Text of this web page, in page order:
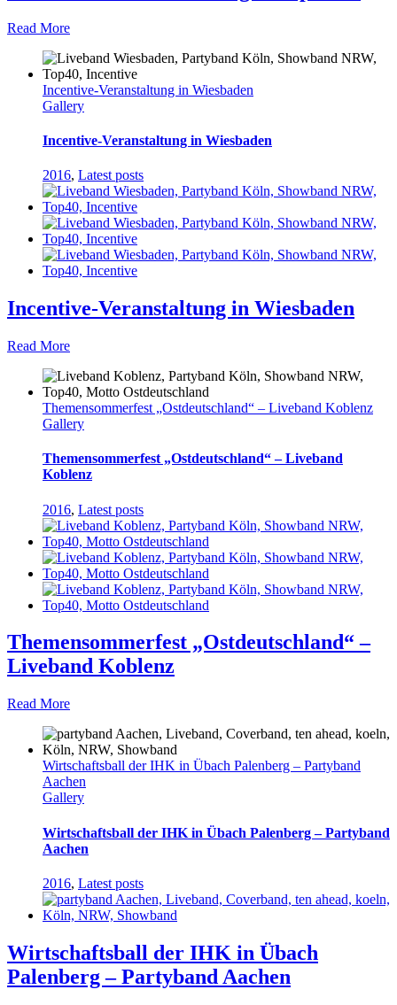
Read More
Incentive-Veranstaltung in Wiesbaden
Gallery
Incentive-Veranstaltung in Wiesbaden
2016, Latest posts
Incentive-Veranstaltung in Wiesbaden
Read More
Themensommerfest „Ostdeutschland“ – Liveband Koblenz
Gallery
Themensommerfest „Ostdeutschland“ – Liveband
Koblenz
2016, Latest posts
Themensommerfest „Ostdeutschland“ –
Liveband Koblenz
Read More
Wirtschaftsball der IHK in Übach Palenberg – Partyband
Aachen
Gallery
Wirtschaftsball der IHK in Übach Palenberg – Partyband
Aachen
2016, Latest posts
Wirtschaftsball der IHK in Übach
Palenberg – Partyband Aachen